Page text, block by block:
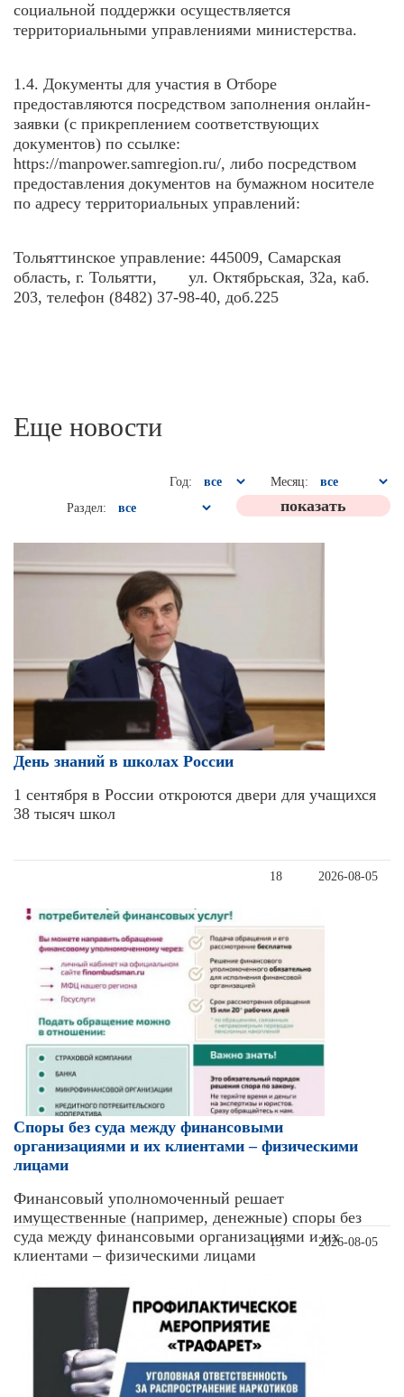
социальной поддержки осуществляется
территориальными управлениями министерства.
1.4. Документы для участия в Отборе
предоставляются посредством заполнения онлайн-
заявки (с прикреплением соответствующих
документов) по ссылке:
https://manpower.samregion.ru/, либо посредством
предоставления документов на бумажном носителе
по адресу территориальных управлений:
Тольяттинское управление: 445009, Самарская
область, г. Тольятти, ул. Октябрьская, 32а, каб.
203, телефон (8482) 37-98-40, доб.225
Еще новости
Год:
Месяц:
Раздел:
День знаний в школах России
1 сентября в России откроются двери для учащихся
38 тысяч школ
2026-08-05
18
Cпоры без суда между финансовыми
организациями и их клиентами – физическими
лицами
Финансовый уполномоченный решает
имущественные (например, денежные) споры без
суда между финансовыми организациями и их
клиентами – физическими лицами
2026-08-05
15